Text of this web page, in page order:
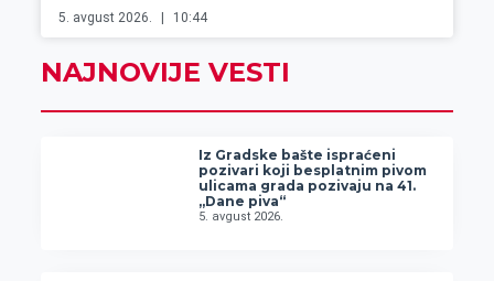
5. avgust 2026. 10:44
NAJNOVIJE VESTI
Iz Gradske bašte ispraćeni
pozivari koji besplatnim pivom
ulicama grada pozivaju na 41.
„Dane piva“
5. avgust 2026.